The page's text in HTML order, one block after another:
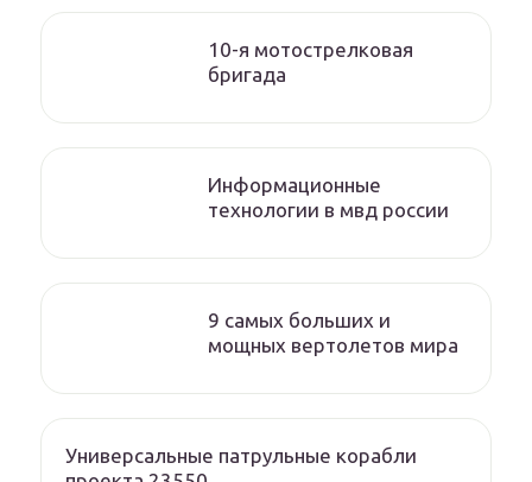
10-я мотострелковая
бригада
Информационные
технологии в мвд россии
9 самых больших и
мощных вертолетов мира
Универсальные патрульные корабли